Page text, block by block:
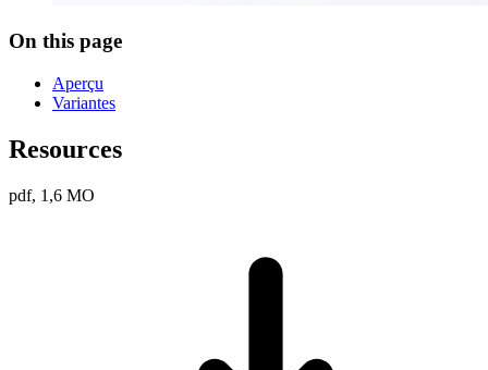
On this page
Aperçu
Variantes
Resources
pdf, 1,6 MO